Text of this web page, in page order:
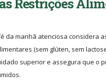
Restrições
da manhã atenciosa considera
(sem glúten, sem
superior e assegura que o